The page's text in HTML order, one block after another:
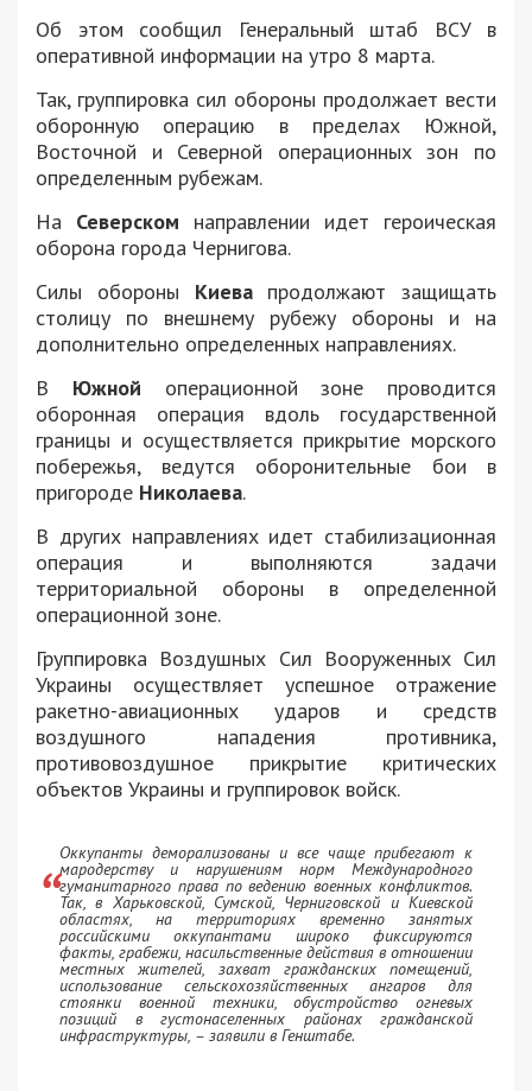
Об этом сообщил Генеральный штаб ВСУ в
оперативной информации на утро 8 марта.
Так, группировка сил обороны продолжает вести
оборонную операцию в пределах Южной,
Восточной и Северной операционных зон по
определенным рубежам.
На Северском направлении идет героическая
оборона города Чернигова.
Силы обороны Киевапродолжают защищать
столицу по внешнему рубежу обороны и на
дополнительно определенных направлениях.
В Южной операционной зоне проводится
оборонная операция вдоль государственной
границы и осуществляется прикрытие морского
побережья, ведутся оборонительные бои в
пригороде Николаева.
В других направлениях идет стабилизационная
операция и выполняются задачи
территориальной обороны в определенной
операционной зоне.
Группировка Воздушных Сил Вооруженных Сил
Украины осуществляет успешное отражение
ракетно-авиационных ударов и средств
воздушного нападения противника,
противовоздушное прикрытие критических
объектов Украины и группировок войск.
Оккупанты деморализованы и все чаще прибегают к
мародерству и нарушениям норм Международного
гуманитарного права по ведению военных конфликтов.
Так, в Харьковской, Сумской, Черниговской и Киевской
областях, на территориях временно занятых
российскими оккупантами широко фиксируются
факты, грабежи, насильственные действия в отношении
местных жителей, захват гражданских помещений,
использование сельскохозяйственных ангаров для
стоянки военной техники, обустройство огневых
позиций в густонаселенных районах гражданской
инфраструктуры, – заявили в Генштабе.